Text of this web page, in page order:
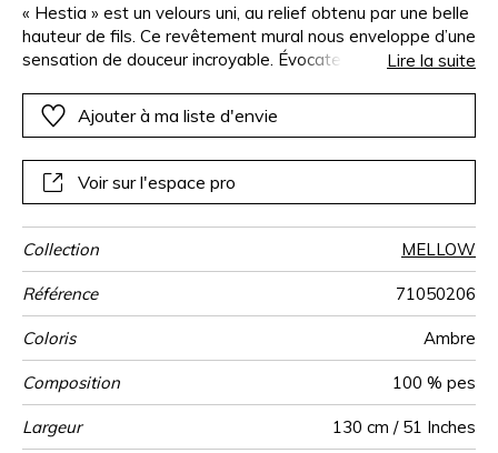
« Hestia » est un velours uni, au relief obtenu par une belle
hauteur de fils. Ce revêtement mural nous enveloppe d’une
sensation de douceur incroyable. Évocateur de protection
quinze teintes profondes, dans une parfaite concordance
avec les dessins de la collection.
Lire la suite
Ajouter à ma liste d'envie
Voir sur l'espace pro
Collection MELLOW
Référence 71050206
Coloris Ambre
Composition 100 % pes
Largeur 130 cm / 51 Inches